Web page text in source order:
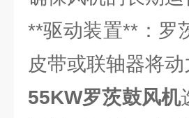
**驱动装置**：罗
皮带或联轴器将
55KW罗茨鼓风机